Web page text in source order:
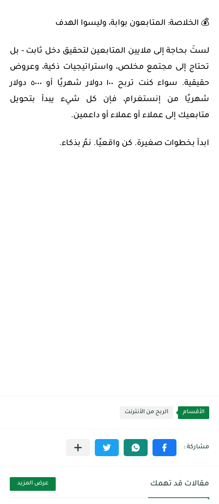
💰 الخلاصة: المتابعون بوابة، وليسوا الهدف
لستَ بحاجة إلى ملايين المتابعين لتحقيق دخل ثابت - بل
تحتاج إلى مجتمع مخلص، واستراتيجيات ذكية، وعروض
حقيقية. سواء كنت تربح ١٠٠ دولار شهريًا أو ٥٠٠٠ دولار
شهريًا من إنستغرام، فإن كل شيء يبدأ بتحويل
متابعيك إلى عملاء أو عملاء أو داعمين.
ابدأ بخطوات صغيرة. كن واقعيًا. نمُ بذكاء.
الأقسام الربح من الأنترنت
مقالات قد تهمك عرض المزيد